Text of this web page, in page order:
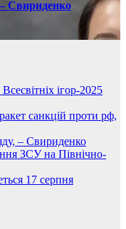
Свириденко
ігор-2025
санкцій проти рф,
– Свириденко
ЗСУ на Північно-
17 серпня